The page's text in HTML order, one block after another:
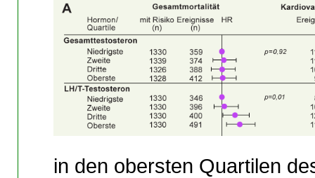
in den obersten Quartilen